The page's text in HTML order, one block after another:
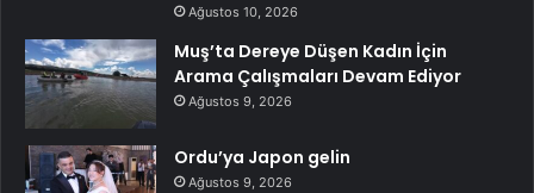
Ağustos 10, 2026
Muş’ta Dereye Düşen Kadın İçin
Arama Çalışmaları Devam Ediyor
Ağustos 9, 2026
Ordu’ya Japon gelin
Ağustos 9, 2026